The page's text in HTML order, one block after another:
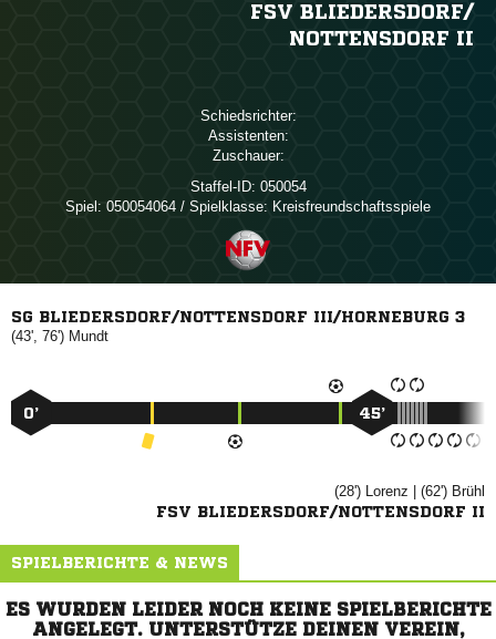
FSV BLIEDERSDORF/​
NOTTENSDORF II
Schiedsrichter:
Assistenten:
Zuschauer:
Staffel-ID: 050054
Spiel: 050054064 / Spielklasse: Kreisfreundschaftsspiele
SG BLIEDERSDORF/NOTTENSDORF III/HORNEBURG 3
(43', 76') 
0’ 45’
(28')  | (62') 
FSV BLIEDERSDORF/NOTTENSDORF II
SPIELBERICHTE & NEWS
ES WURDEN LEIDER NOCH KEINE SPIELBERICHTE
ANGELEGT. UNTERSTÜTZE DEINEN VEREIN,